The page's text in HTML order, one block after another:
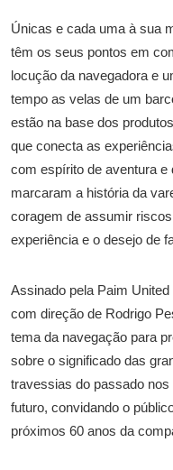
Únicas e cada uma à sua
têm os seus pontos em
locução da navegadora e
tempo as velas de um
estão na base dos
que conecta as
com espírito de aventura e
marcaram a história da
coragem de assumir
experiência e o desejo de
Assinado pela Paim
com direção de Rodrigo
tema da navegação para
sobre o significado das
travessias do passado
futuro, convidando o
próximos 60 anos da